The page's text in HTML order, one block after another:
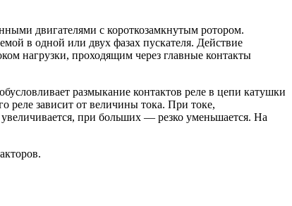
двигателями с короткозамкнутым ротором.
в одной или двух фазах пускателя. Действие
нагрузки, проходящим через главные контакты
размыкание контактов реле в цепи катушки
реле зависит от величины тока. При токе,
при больших — резко уменьшается. На